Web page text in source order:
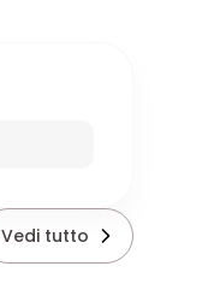
Vedi tutto